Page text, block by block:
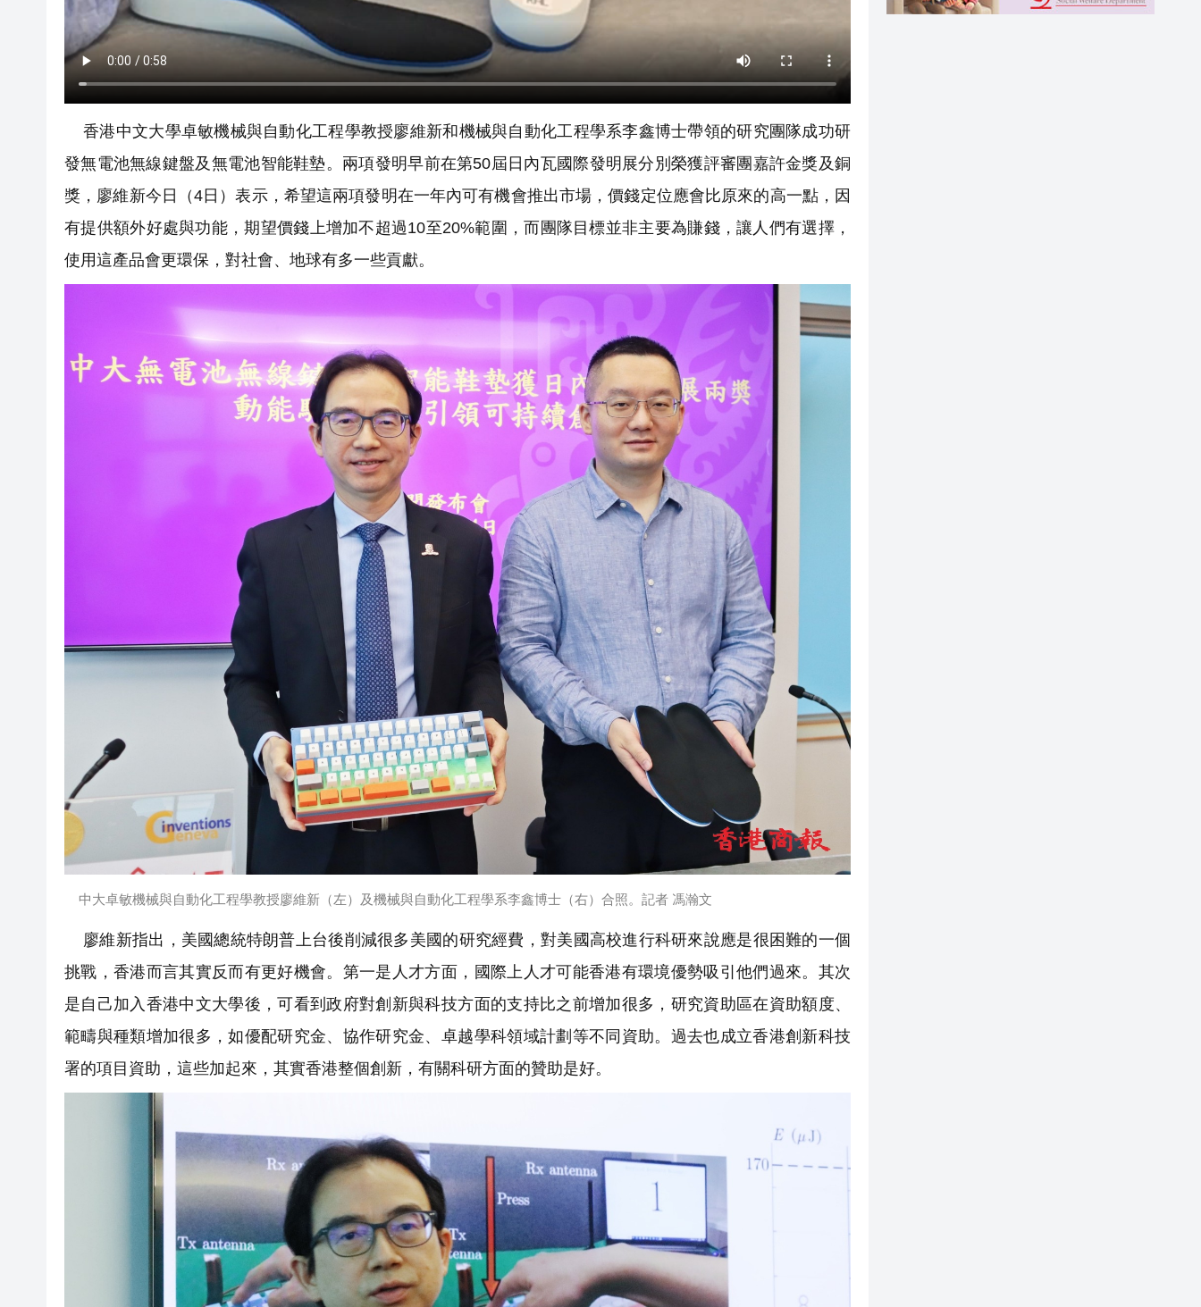
香港中文大學卓敏機械與自動化工程學教授廖維新和機械與自動化工程學系李鑫博士帶領的研究團隊成功研
發無電池無線鍵盤及無電池智能鞋墊。兩項發明早前在第50屆日內瓦國際發明展分別榮獲評審團嘉許金獎及銅
獎，廖維新今日（4日）表示，希望這兩項發明在一年內可有機會推出市場，價錢定位應會比原來的高一點，因
有提供額外好處與功能，期望價錢上增加不超過10至20%範圍，而團隊目標並非主要為賺錢，讓人們有選擇，
使用這產品會更環保，對社會、地球有多一些貢獻。
中大卓敏機械與自動化工程學教授廖維新（左）及機械與自動化工程學系李鑫博士（右）合照。 記者 馮瀚文
廖維新指出，美國總統特朗普上台後削減很多美國的研究經費，對美國高校進行科研來說應是很困難的一個
挑戰，香港而言其實反而有更好機會。第一是人才方面，國際上人才可能香港有環境優勢吸引他們過來。其次
是自己加入香港中文大學後，可看到政府對創新與科技方面的支持比之前增加很多，研究資助區在資助額度、
範疇與種類增加很多，如優配研究金、協作研究金、卓越學科領域計劃等不同資助。過去也成立香港創新科技
署的項目資助，這些加起來，其實香港整個創新，有關科研方面的贊助是好。